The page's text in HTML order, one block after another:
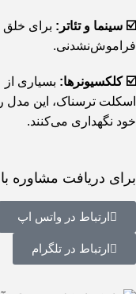
☑️ سینما و تئاتر: برای خلق
فراموش‌نشدنی.
☑️ کلکسیونرها: بسیاری
اسکلت ترسناک، این مدل
خود نگهداری می‌کنند.
برای دریافت مشاوره با
ارتباط در واتس اپ
ارتباط در تلگرام